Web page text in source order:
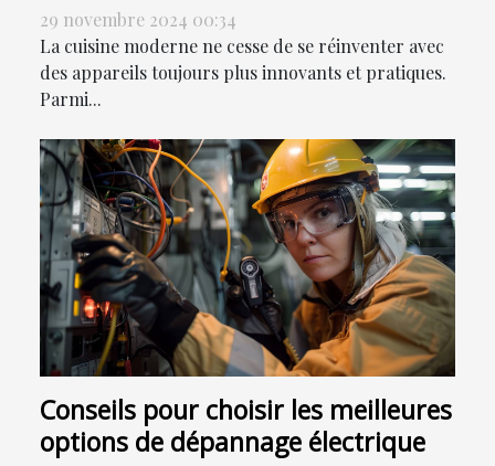
29 novembre 2024 00:34
La cuisine moderne ne cesse de se réinventer avec
des appareils toujours plus innovants et pratiques.
Parmi...
Conseils pour choisir les meilleures
options de dépannage électrique